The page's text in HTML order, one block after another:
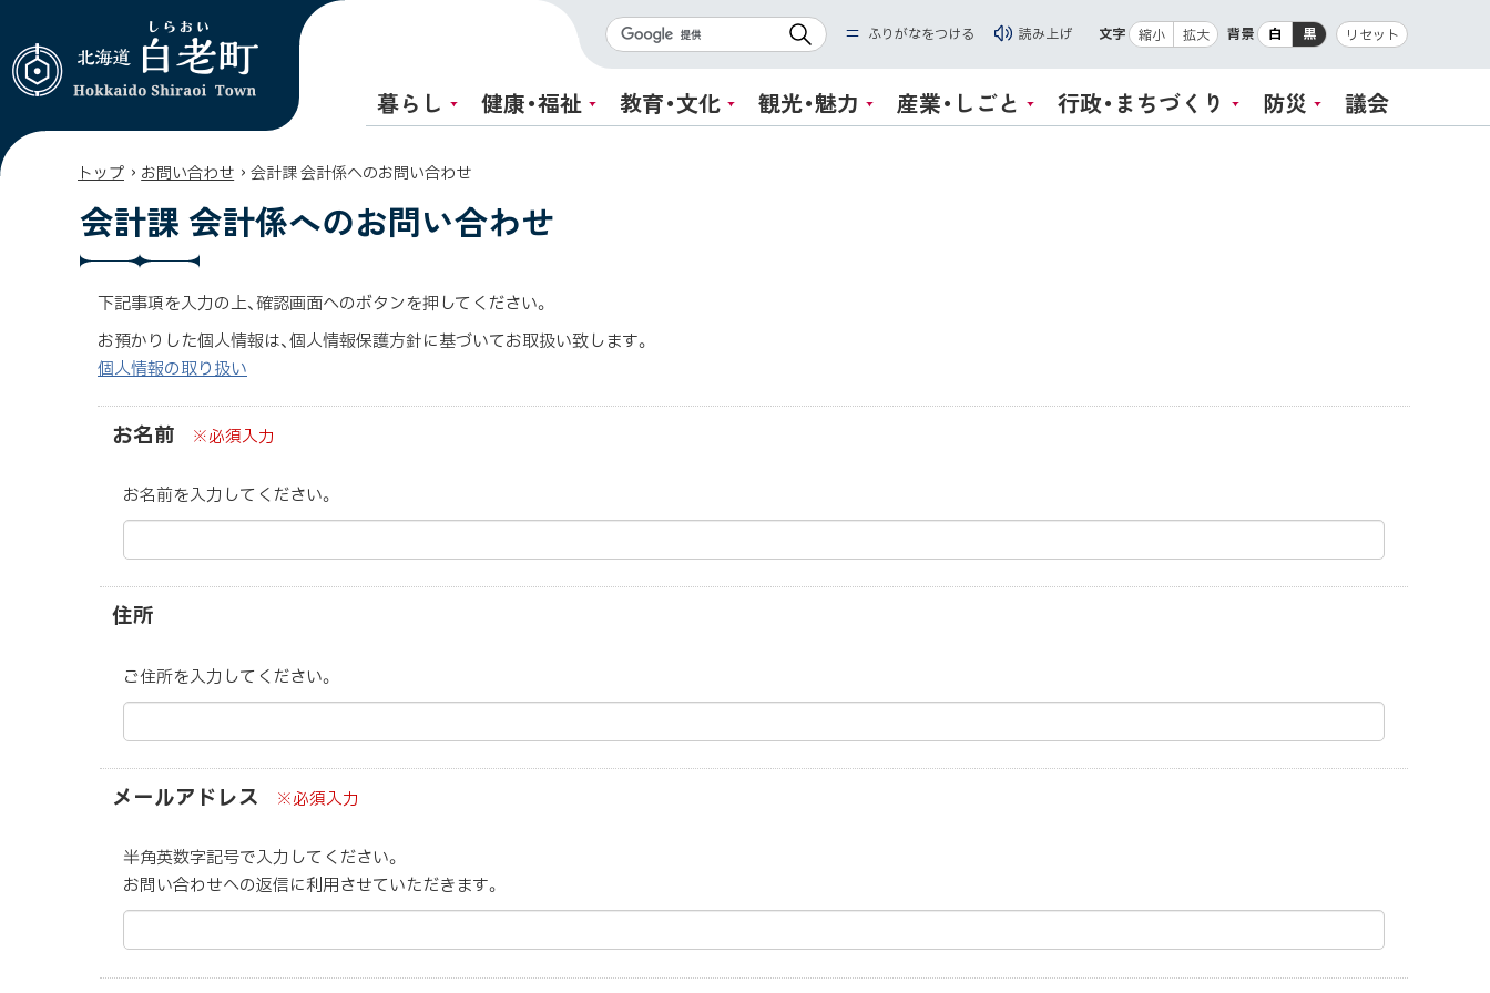
Shiraoi Town
検
索
ふりがなをつける 読み上げ 文字 縮小 拡大 背景 白 黒 リセット
暮らし 健康・福祉 教育・文化 観光・魅力 産業・しごと 行政・まちづくり 防災 議会
トップ › お問い合わせ › 会計課 会計係へのお問い合わせ
会計課 会計係へのお問い合わせ
下記事項を入力の上、確認画面へのボタンを押してください。
お預かりした個人情報は、個人情報保護方針に基づいてお取扱い致します。
個人情報の取り扱い
お名前 ※必須入力
お名前を入力してください。
住所
ご住所を入力してください。
メールアドレス ※必須入力
半角英数字記号で入力してください。
お問い合わせへの返信に利用させていただきます。